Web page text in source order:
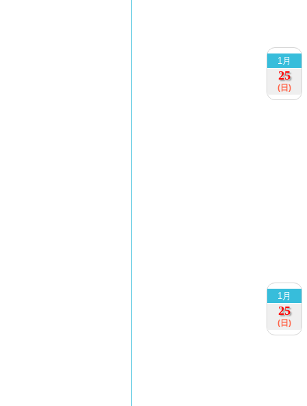
1月
25
(日)
1月
25
(日)